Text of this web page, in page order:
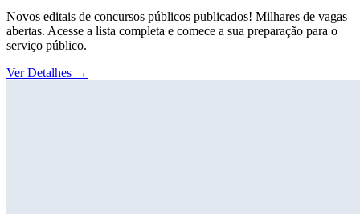
Novos editais de concursos públicos publicados! Milhares de vagas
abertas. Acesse a lista completa e comece a sua preparação para o
serviço público.
Ver Detalhes →